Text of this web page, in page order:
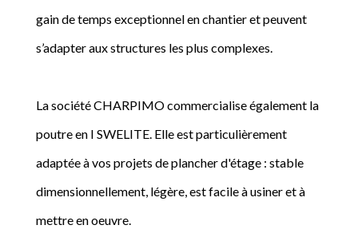
gain de temps exceptionnel en chantier et peuvent
s’adapter aux structures les plus complexes.
La société CHARPIMO commercialise également la
poutre en I SWELITE. Elle est particulièrement
adaptée à vos projets de plancher d'étage : stable
dimensionnellement, légère, est facile à usiner et à
mettre en oeuvre.